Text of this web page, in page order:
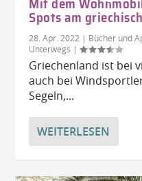
Mit dem
Spots am
28. Apr. 2022 | Bücher und
Unterwegs |
Griechenland ist bei
auch bei
Segeln,...
WEITERLESEN